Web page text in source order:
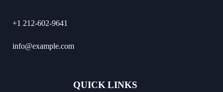
+1 212-602-9641
info@example.com
QUICK LINKS